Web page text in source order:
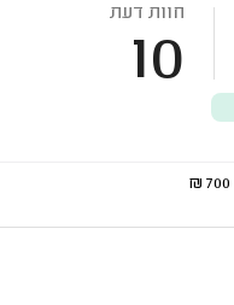
חוות דעת
10
₪